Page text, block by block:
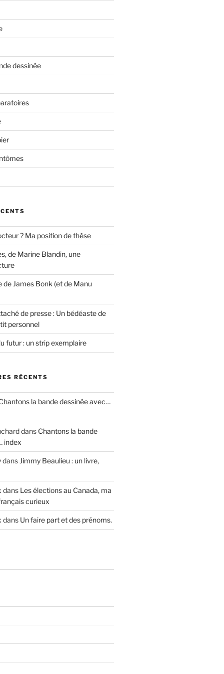
dessinée
? Ma position de thèse
de Marine Blandin, une
de James Bonk (et de Manu
de presse : Un bédéaste de
personnel
futur : un strip exemplaire
RÉCENTS
la bande dessinée avec…
dans Chantons la bande
index
dans Jimmy Beaulieu : un livre,
dans Les élections au Canada, ma
curieux
dans Un faire part et des prénoms.